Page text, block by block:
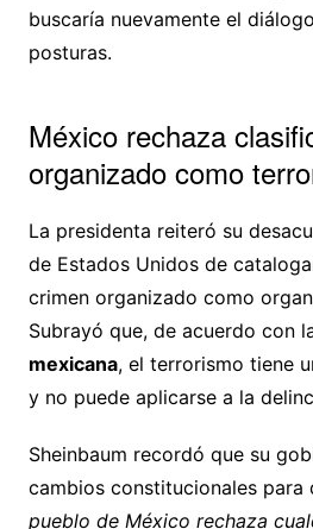
buscaría nuevamente el
posturas.
México rechaza
organizado como
La presidenta reiteró su
de Estados Unidos de
crimen organizado como
Subrayó que, de acuerdo con
mexicana, el terrorismo tiene
y no puede aplicarse a la
Sheinbaum recordó que su
cambios constitucionales para
pueblo de México rechaza